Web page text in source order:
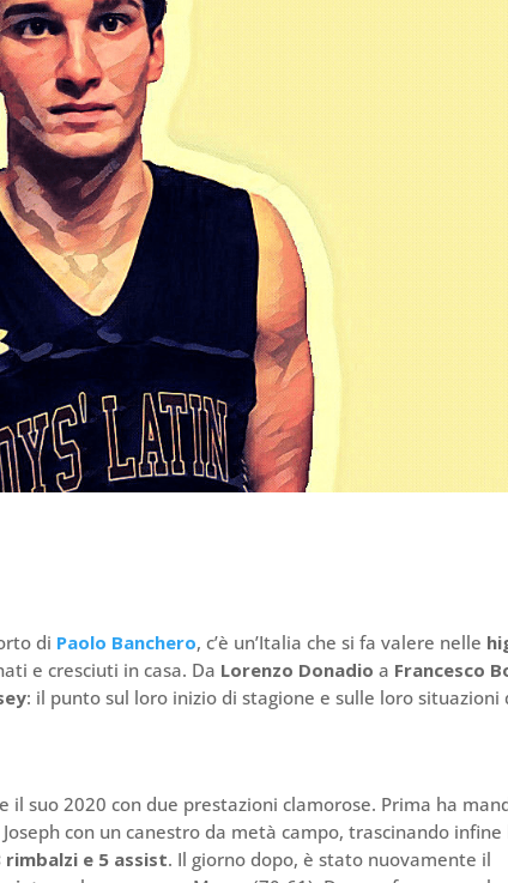
di Paolo Banchero, c’è un’Italia che si fa valere nelle
e cresciuti in casa. Da Lorenzo Donadio a Francesco
: il punto sul loro inizio di stagione e sulle loro situazioni
il suo 2020 con due prestazioni clamorose. Prima ha
con un canestro da metà campo, trascinando infine
rimbalzi e 5 assist. Il giorno dopo, è stato nuovamente il